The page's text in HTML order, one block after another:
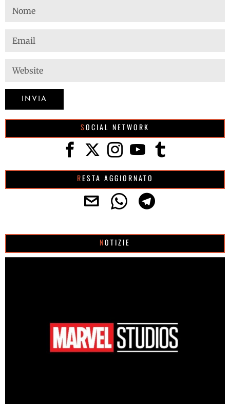
SOCIAL NETWORK
RESTA AGGIORNATO
NOTIZIE